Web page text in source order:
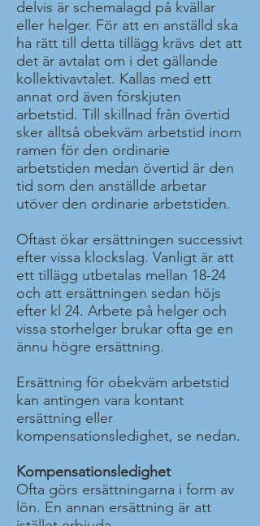
delvis är schemalagd på kvällar
eller helger. För att en anställd ska
ha rätt till detta tillägg krävs det att
det är avtalat om i det gällande
kollektivavtalet. Kallas med ett
annat ord även förskjuten
arbetstid. Till skillnad från övertid
sker alltså obekväm arbetstid inom
ramen för den ordinarie
arbetstiden medan övertid är den
tid som den anställde arbetar
utöver den ordinarie arbetstiden.
Oftast ökar ersättningen successivt
efter vissa klockslag. Vanligt är att
ett tillägg utbetalas mellan 18-24
och att ersättningen sedan höjs
efter kl 24. Arbete på helger och
vissa storhelger brukar ofta ge en
ännu högre ersättning.
Ersättning för obekväm arbetstid
kan antingen vara kontant
ersättning eller
kompensationsledighet, se nedan.
Kompensationsledighet
Ofta görs ersättningarna i form av
lön. En annan ersättning är att